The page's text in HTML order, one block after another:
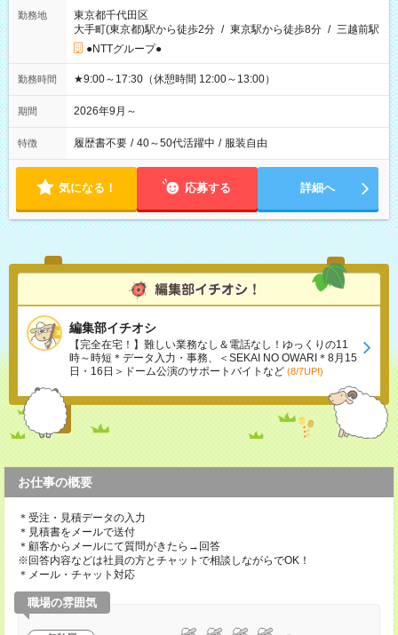
勤務地
東京都千代田区
大手町(東京都)駅から徒歩2分 / 東京駅から徒歩8分 / 三越前駅
●NTTグループ●
勤務時間 ★9:00～17:30（休憩時間 12:00～13:00）
期間 2026年9月～
特徴 履歴書不要 / 40～50代活躍中 / 服装自由
気になる！ 応募する 詳細へ
編集部イチオシ
【完全在宅！】難しい業務なし＆電話なし！ゆっくりの11
時～時短＊データ入力・事務、＜SEKAI NO OWARI＊8月15
日・16日＞ドーム公演のサポートバイトなど (8/7UP!)
お仕事の概要
＊受注・見積データの入力
＊見積書をメールで送付
＊顧客からメールにて質問がきたら→回答
※回答内容などは社員の方とチャットで相談しながらでOK！
＊メール・チャット対応
職場の雰囲気